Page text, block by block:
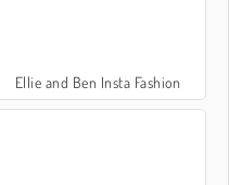
Ellie and Ben Insta Fashion